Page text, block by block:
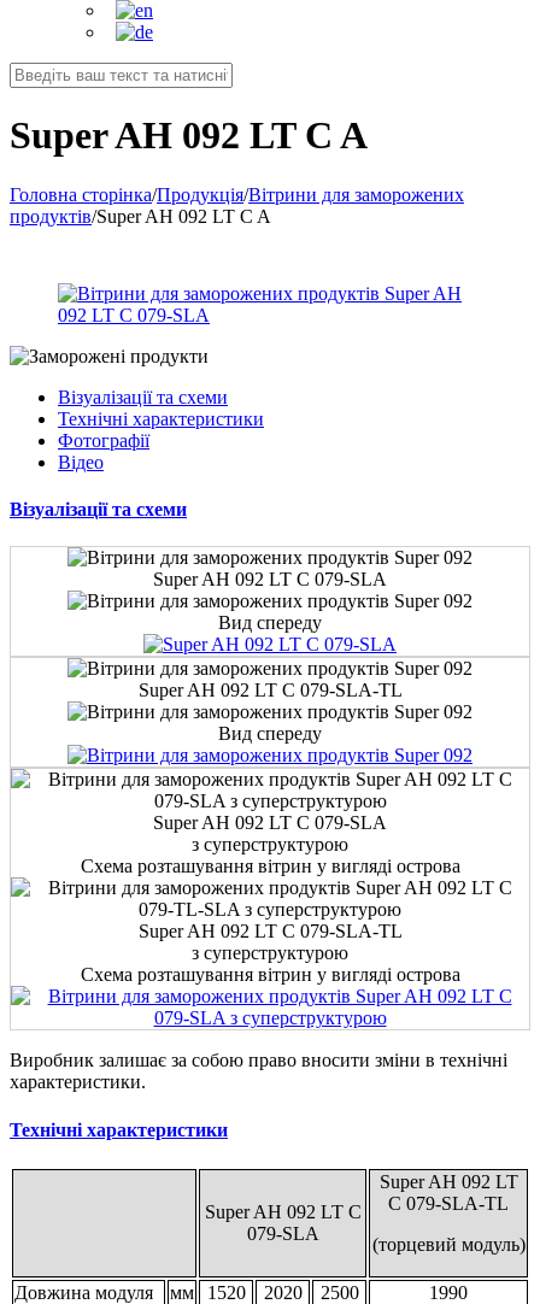
Super AH 092 LT C A
Головна сторінка/Продукція/Вітрини для заморожених
продуктів/Super AH 092 LT C A
Візуалізації та схеми
Технічні характеристики
Фотографії
Відео
Візуалізації та схеми
Super AH 092 LT C 079-SLA
Вид спереду
Super AH 092 LT C 079-SLA-TL
Вид спереду
Super AH 092 LT C 079-SLA
з суперструктурою
Схема розташування вітрин у вигляді острова
Super AH 092 LT C 079-SLA-TL
з суперструктурою
Схема розташування вітрин у вигляді острова
Виробник залишає за собою право вносити зміни в технічні
характеристики.
Технічні характеристики
Super AH 092 LT C
079-SLA
Super AH 092 LT
C 079-SLA-TL
(торцевий модуль)
Довжина модуля мм 1520 2020 2500
1990